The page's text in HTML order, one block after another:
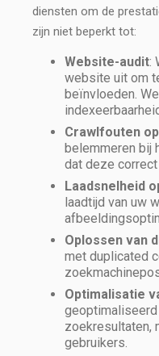
diensten om de
zijn niet beperkt tot:
Website-audit:
website uit om
beïnvloeden.
Crawlfouten
belemmeren bij
dat deze
Laadsnelheid
laadtijd van uw
Oplossen van
met duplicated
Optimalisatie
zoekresultaten,
gebruikers.